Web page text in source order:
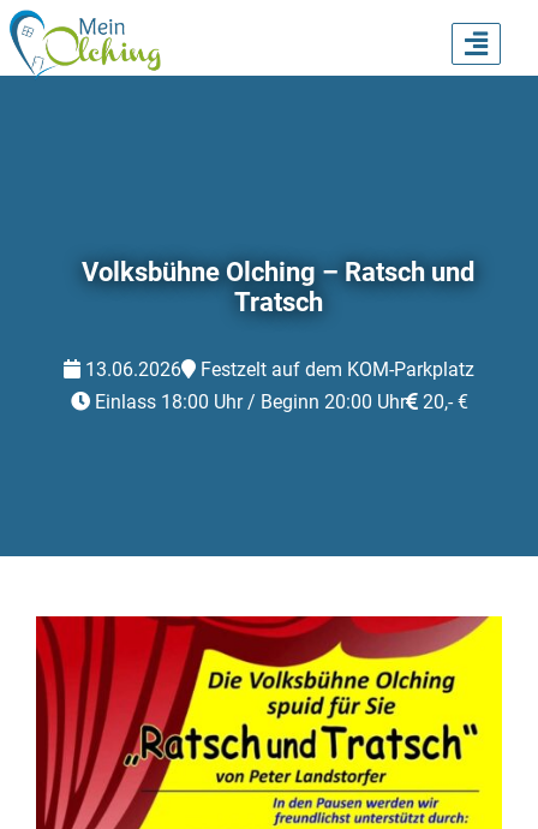
Volksbühne Olching – Ratsch und
Tratsch
13.06.2026
Festzelt auf dem KOM-Parkplatz
Einlass 18:00 Uhr / Beginn 20:00 Uhr 20,- €